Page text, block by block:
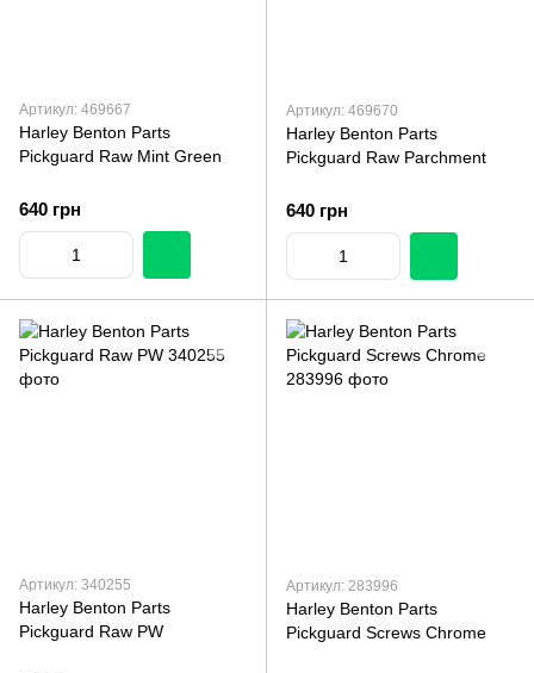
Артикул: 469667
Harley Benton Parts
Pickguard Raw Mint Green
640 грн
Артикул: 469670
Harley Benton Parts
Pickguard Raw Parchment
640 грн
Артикул: 340255
Harley Benton Parts
Pickguard Raw PW
Артикул: 283996
Harley Benton Parts
Pickguard Screws Chrome